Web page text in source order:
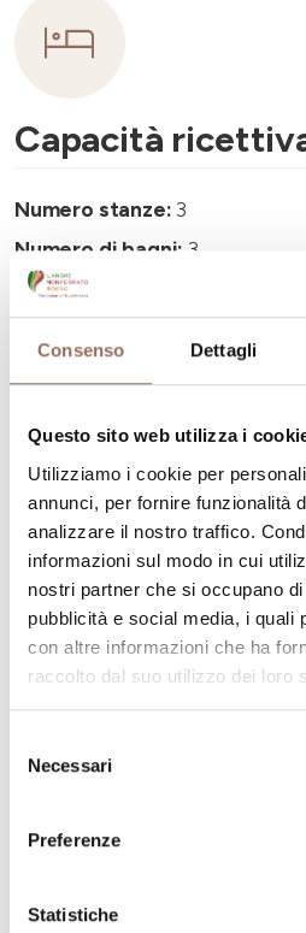
Consenso Dettagli
Questo sito web utilizza i
Utilizziamo i cookie per
annunci, per fornire funzionalità
analizzare il nostro traffico.
informazioni sul modo in cui
nostri partner che si occupano
pubblicità e social media, i quali
con altre informazioni che ha
raccolto dal suo utilizzo dei loro
delNecessari
Preferenze
Statistiche
Capacità
Numero stanze: 3
Numero di bagni: 3
Numero letti:
La tua
Pianifica dove dormire, dove
visitare in ogni angolo di
un occhio al meteo
Dove dormire